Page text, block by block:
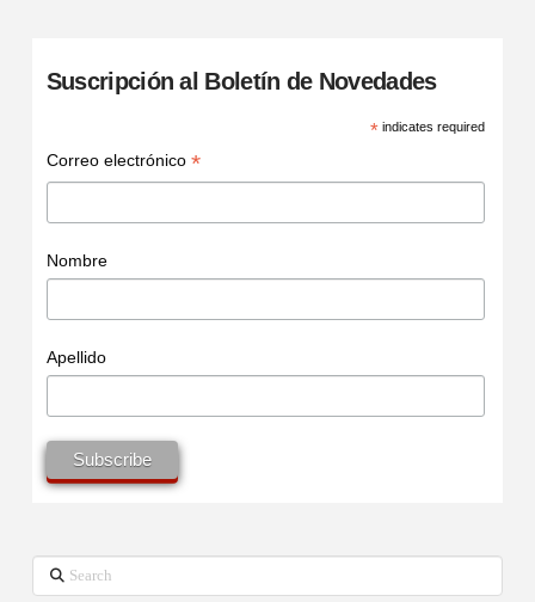
Suscripción al Boletín de Novedades
*indicates required
Correo electrónico *
Nombre
Apellido
Search